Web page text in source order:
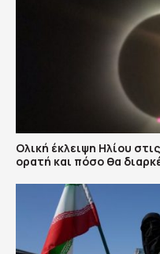
Ολική έκλειψη Ηλίου
ορατή και πόσο θα